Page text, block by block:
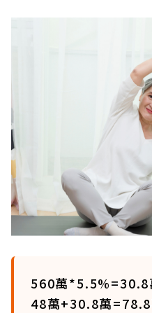
560萬*5.5%=30.8
48萬+30.8萬